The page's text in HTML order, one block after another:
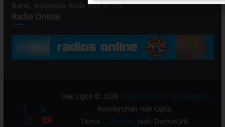
Barat, Indonesia. Kode Pos 41119.
Radio Online
Hak Cipta © 2026 Radio PRO FM Purwakarta.
Keseluruhan Hak Cipta.
Tema: ColorMagoleh ThemeGrill.